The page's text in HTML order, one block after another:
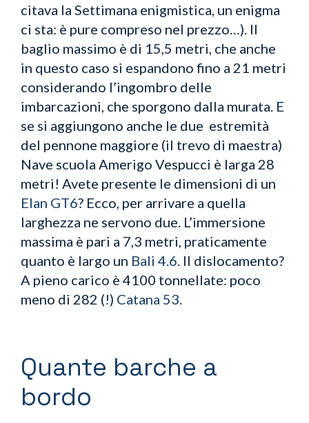
citava la Settimana enigmistica, un enigma
ci sta: è pure compreso nel prezzo…). Il
baglio massimo è di 15,5 metri, che anche
in questo caso si espandono fino a 21 metri
considerando l’ingombro delle
imbarcazioni, che sporgono dalla murata. E
se si aggiungono anche le due estremità
del pennone maggiore (il trevo di maestra)
Nave scuola Amerigo Vespucci è larga 28
metri! Avete presente le dimensioni di un
Elan GT6? Ecco, per arrivare a quella
larghezza ne servono due. L’immersione
massima è pari a 7,3 metri, praticamente
quanto è largo un Bali 4.6. Il dislocamento?
A pieno carico è 4100 tonnellate: poco
meno di 282 (!) Catana 53.
Quante barche a
bordo